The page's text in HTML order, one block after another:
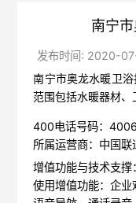
南宁
发布时间: 2020-
南宁市奥龙水暖卫
范围包括水暖器材、
400电话号码：
所属运营商：中国联
增值功能与技术支撑
使用增值功能：企